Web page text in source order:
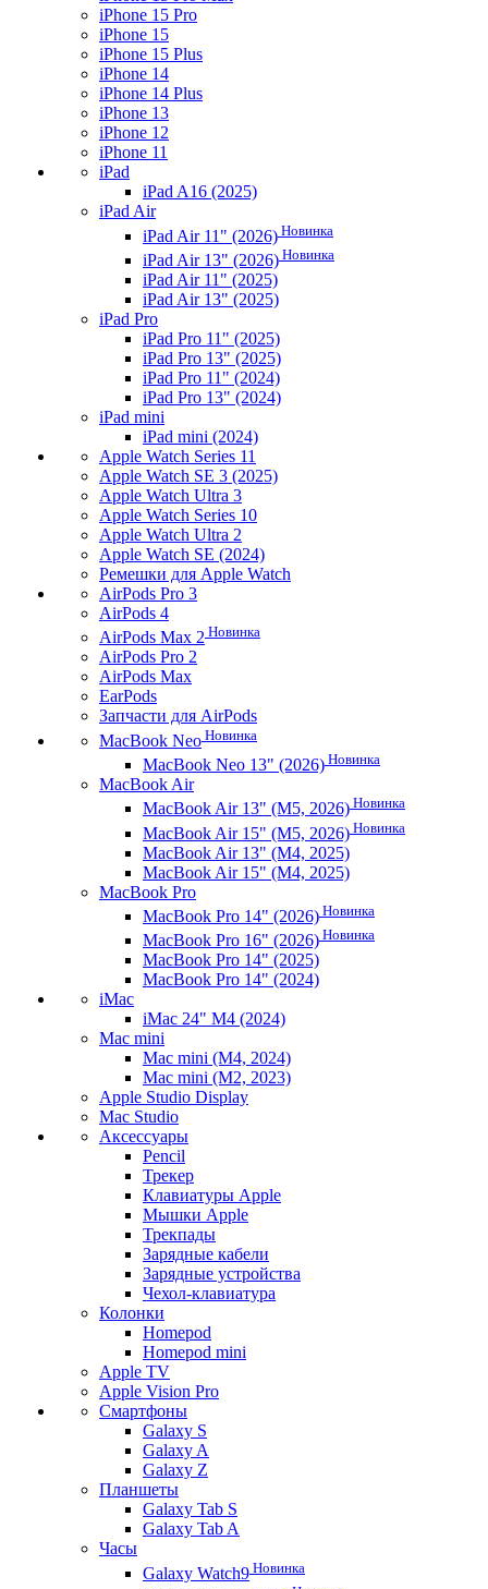
iPhone 15 Pro
iPhone 15
iPhone 15 Plus
iPhone 14
iPhone 14 Plus
iPhone 13
iPhone 12
iPhone 11
iPad
iPad A16 (2025)
iPad Air
iPad Air 11" (2026) Новинка
iPad Air 13" (2026) Новинка
iPad Air 11" (2025)
iPad Air 13" (2025)
iPad Pro
iPad Pro 11" (2025)
iPad Pro 13" (2025)
iPad Pro 11" (2024)
iPad Pro 13" (2024)
iPad mini
iPad mini (2024)
Apple Watch Series 11
Apple Watch SE 3 (2025)
Apple Watch Ultra 3
Apple Watch Series 10
Apple Watch Ultra 2
Apple Watch SE (2024)
Ремешки для Apple Watch
AirPods Pro 3
AirPods 4
AirPods Max 2 Новинка
AirPods Pro 2
AirPods Max
EarPods
Запчасти для AirPods
MacBook Neo Новинка
MacBook Neo 13" (2026) Новинка
MacBook Air
MacBook Air 13" (M5, 2026) Новинка
MacBook Air 15" (M5, 2026) Новинка
MacBook Air 13" (M4, 2025)
MacBook Air 15" (M4, 2025)
MacBook Pro
MacBook Pro 14" (2026) Новинка
MacBook Pro 16" (2026) Новинка
MacBook Pro 14" (2025)
MacBook Pro 14" (2024)
iMac
iMac 24" M4 (2024)
Mac mini
Mac mini (M4, 2024)
Mac mini (M2, 2023)
Apple Studio Display
Mac Studio
Аксессуары
Pencil
Трекер
Клавиатуры Apple
Мышки Apple
Трекпады
Зарядные кабели
Зарядные устройства
Чехол-клавиатура
Колонки
Homepod
Homepod mini
Apple TV
Apple Vision Pro
Смартфоны
Galaxy S
Galaxy A
Galaxy Z
Планшеты
Galaxy Tab S
Galaxy Tab A
Часы
Galaxy Watch9 Новинка